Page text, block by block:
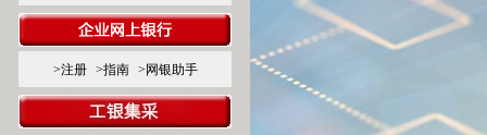
>注册 >指南 >网银助手